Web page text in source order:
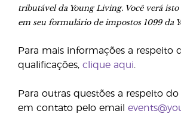
tributável da Young Living. Você verá
em seu formulário de impostos 1099 da
Para mais informações a respeito
qualificações, clique aqui
Para outras questões a respeito
em contato pelo email